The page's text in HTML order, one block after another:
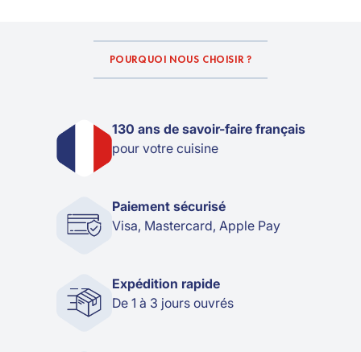
POURQUOI NOUS CHOISIR ?
130 ans de savoir-faire français
pour votre cuisine
Paiement sécurisé
Visa, Mastercard, Apple Pay
Expédition rapide
De 1 à 3 jours ouvrés